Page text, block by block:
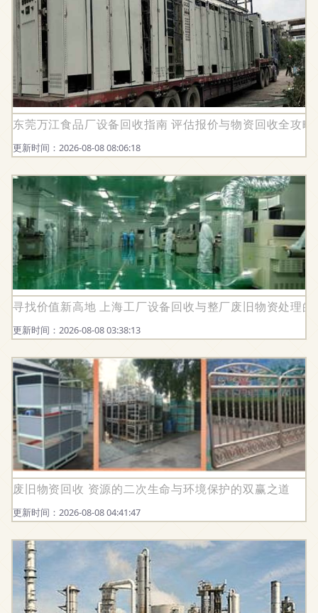
东莞万江食品厂设备回收指南 评估报价与物资回收全攻略
更新时间：2026-08-08 08:06:18
寻找价值新高地 上海工厂设备回收与整厂废旧物资处理
更新时间：2026-08-08 03:38:13
废旧物资回收 资源的二次生命与环境保护的双赢之道
更新时间：2026-08-08 04:41:47